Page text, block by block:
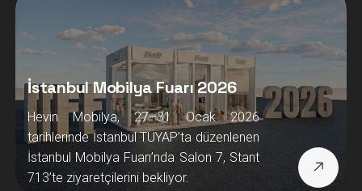
İstanbul Mobilya Fuarı 2026
Hevin Mobilya, 27–31 Ocak 2026
tarihlerinde İstanbul TÜYAP’ta düzenlenen
İstanbul Mobilya Fuarı’nda Salon 7, Stant
713’te ziyaretçilerini bekliyor.